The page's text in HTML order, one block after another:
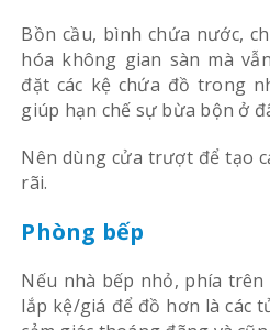
Bồn cầu, bình chứa nước,
hóa không gian sàn mà
đặt các kệ chứa đồ trong
giúp hạn chế sự bừa bộn ở
Nên dùng cửa trượt để tạo
rãi.
Phòng bếp
Nếu nhà bếp nhỏ, phía
lắp kệ/giá để đồ hơn là các